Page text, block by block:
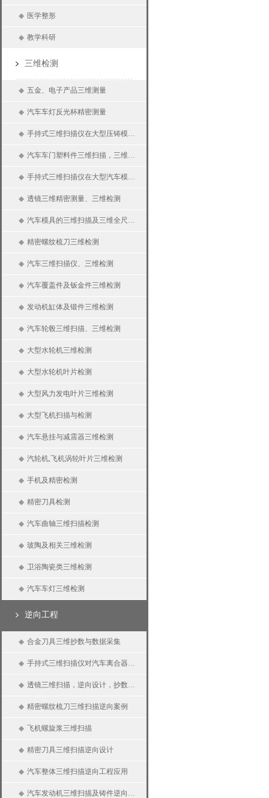
◆ 医学整形
◆ 教学科研
三维检测
◆ 五金、电子产品三维测量
◆ 汽车车灯反光杯精密测量
◆ 手持式三维扫描仪在大型压铸模具三维检测上的应用
◆ 汽车车门塑料件三维扫描，三维检测
◆ 手持式三维扫描仪在大型汽车模具上的应用
◆ 透镜三维精密测量、三维检测
◆ 汽车模具的三维扫描及三维全尺寸检测
◆ 精密螺纹梳刀三维检测
◆ 汽车三维扫描仪、三维检测
◆ 汽车覆盖件及钣金件三维检测
◆ 发动机缸体及锻件三维检测
◆ 汽车轮毂三维扫描、三维检测
◆ 大型水轮机三维检测
◆ 大型水轮机叶片检测
◆ 大型风力发电叶片三维检测
◆ 大型飞机扫描与检测
◆ 汽车悬挂与减震器三维检测
◆ 汽轮机,飞机涡轮叶片三维检测
◆ 手机及精密检测
◆ 精密刀具检测
◆ 汽车曲轴三维扫描检测
◆ 玻陶及相关三维检测
◆ 卫浴陶瓷类三维检测
◆ 汽车车灯三维检测
逆向工程
◆ 合金刀具三维抄数与数据采集
◆ 手持式三维扫描仪对汽车离合器三维扫描、逆向抄数、三维测量
◆ 透镜三维扫描，逆向设计，抄数设计
◆ 精密螺纹梳刀三维扫描逆向案例
◆ 飞机螺旋浆三维扫描
◆ 精密刀具三维扫描逆向设计
◆ 汽车整体三维扫描逆向工程应用
◆ 汽车发动机三维扫描及铸件逆向案例